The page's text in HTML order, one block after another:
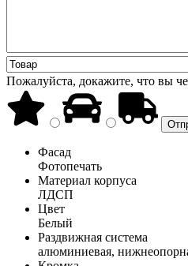
Пожалуйста, докажите, что вы
Фасад
Фотопечать
Материал корпуса
ЛДСП
Цвет
Белый
Раздвижная система
алюминиевая,